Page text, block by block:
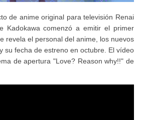
de anime original para televisión Renai
Kadokawa comenzó a emitir el primer
revela el personal del anime, los nuevos
su fecha de estreno en octubre. El vídeo
de apertura "Love? Reason why!!" de